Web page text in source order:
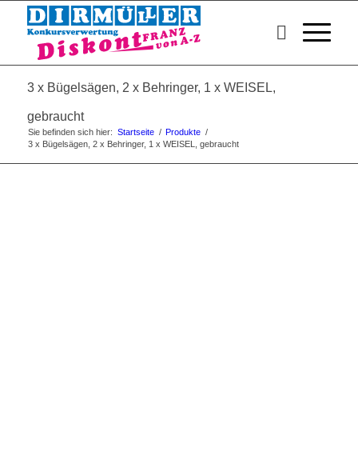
3 x Bügelsägen, 2 x Behringer, 1 x WEISEL,
gebraucht
Sie befinden sich hier: Startseite / Produkte /
3 x Bügelsägen, 2 x Behringer, 1 x WEISEL, gebraucht